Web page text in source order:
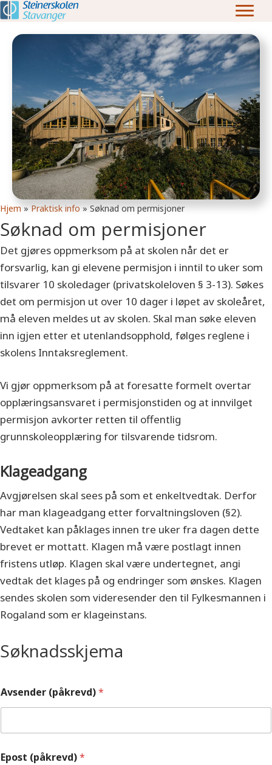
Hjem »Praktisk info»Søknad om permisjoner
Søknad om permisjoner
Det gjøres oppmerksom på at skolen når det er
forsvarlig, kan gi elevene permisjon i inntil to uker som
tilsvarer 10 skoledager (privatskoleloven § 3-13). Søkes
det om permisjon ut over 10 dager i løpet av skoleåret,
må eleven meldes ut av skolen. Skal man søke eleven
inn igjen etter et utenlandsopphold, følges reglene i
skolens Inntaksreglement.
Vi gjør oppmerksom på at foresatte formelt overtar
opplæringsansvaret i permisjonstiden og at innvilget
permisjon avkorter retten til offentlig
grunnskoleopplæring for tilsvarende tidsrom.
Klageadgang
Avgjørelsen skal sees på som et enkeltvedtak. Derfor
har man klageadgang etter forvaltningsloven (§2).
Vedtaket kan påklages innen tre uker fra dagen dette
brevet er mottatt. Klagen må være postlagt innen
fristens utløp. Klagen skal være undertegnet, angi
vedtak det klages på og endringer som ønskes. Klagen
sendes skolen som videresender den til Fylkesmannen i
Rogaland som er klageinstans.
Søknadsskjema
Avsender (påkrevd)*
Epost (påkrevd)*